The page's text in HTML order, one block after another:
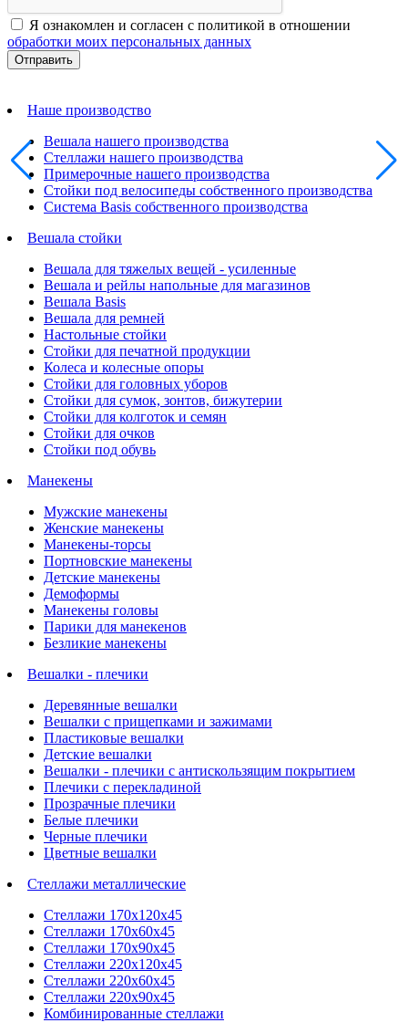
Я ознакомлен и согласен с политикой в отношении
обработки моих персональных данных
Наше производство
Вешала нашего производства
Стеллажи нашего производства
Примерочные нашего производства
Стойки под велосипеды собственного производства
Система Basis собственного производства
Вешала стойки
Вешала для тяжелых вещей - усиленные
Вешала и рейлы напольные для магазинов
Вешала Basis
Вешала для ремней
Настольные стойки
Стойки для печатной продукции
Колеса и колесные опоры
Стойки для головных уборов
Стойки для сумок, зонтов, бижутерии
Стойки для колготок и семян
Стойки для очков
Стойки под обувь
Манекены
Мужские манекены
Женские манекены
Манекены-торсы
Портновские манекены
Детские манекены
Демоформы
Манекены головы
Парики для манекенов
Безликие манекены
Вешалки - плечики
Деревянные вешалки
Вешалки с прищепками и зажимами
Пластиковые вешалки
Детские вешалки
Вешалки - плечики с антискользящим покрытием
Плечики с перекладиной
Прозрачные плечики
Белые плечики
Черные плечики
Цветные вешалки
Стеллажи металлические
Стеллажи 170х120х45
Стеллажи 170х60х45
Стеллажи 170х90х45
Стеллажи 220х120х45
Стеллажи 220х60х45
Стеллажи 220х90х45
Комбинированные стеллажи